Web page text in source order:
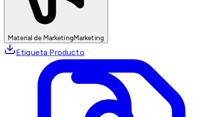
Material de MarketingMarketing
Etiqueta Producto